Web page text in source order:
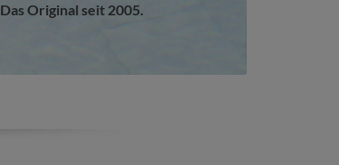
Das Original seit 2005.